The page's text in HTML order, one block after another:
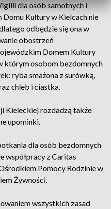
dla osób samotnych i
Kultury w Kielcach nie
odbędzie się ona w
obostrzeń
Domem Kultury
którym osobom bezdomnych
ryba smażona z surówką,
chleb i ciastka.
Kieleckiej rozdadzą także
upominki.
dla osób bezdomnych
współpracy z Caritas
Pomocy Rodzinie w
Żywności.
wszystkich zasad